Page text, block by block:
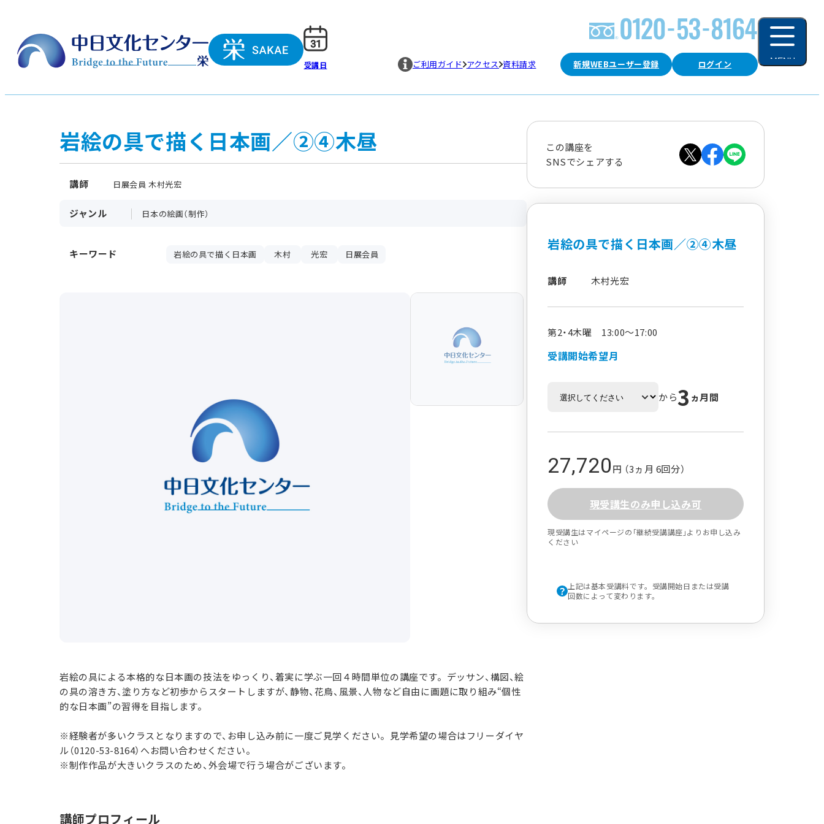
受講日 新規WEBユーザー登録 ログイン
ご利用ガイド アクセス 資料請求 MENU
岩絵の具で描く日本画／②④木昼
講師 日展会員 木村光宏
ジャンル 日本の絵画（制作）
キーワード 岩絵の具で描く日本画 木村 光宏 日展会員
岩絵の具による本格的な日本画の技法をゆっくり、着実に学ぶ一回４時間単位の講座です。デッサン、構図、絵
の具の溶き方、塗り方など初歩からスタートしますが、静物、花鳥、風景、人物など自由に画題に取り組み“個性
的な日本画”の習得を目指します。
※経験者が多いクラスとなりますので、お申し込み前に一度ご見学ください。見学希望の場合はフリーダイヤ
ル（0120-53-8164）へお問い合わせください。
※制作作品が大きいクラスのため、外会場で行う場合がございます。
講師プロフィール
この講座を
SNSでシェアする
岩絵の具で描く日本画／②④木昼
講師 木村光宏
第2・4木曜 13:00～17:00
受講開始希望月
から3 ヵ月間
27,720円 （3ヵ月 6回分）
現受講生のみ申し込み可
現受講生はマイページの｢継続受講講座｣よりお申し込み
ください
上記は基本受講料です。受講開始日または受講
回数によって変わります。